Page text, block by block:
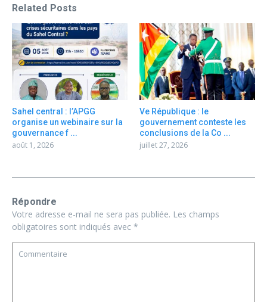
Related Posts
Sahel central : l’APGG
organise un webinaire sur la
gouvernance f ...
août 1, 2026
Ve République : le
gouvernement conteste les
conclusions de la Co ...
juillet 27, 2026
Répondre
Votre adresse e-mail ne sera pas publiée. Les champs
obligatoires sont indiqués avec *